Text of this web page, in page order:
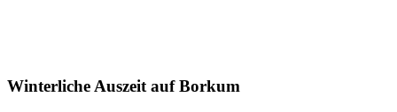
Winterliche Auszeit auf Borkum